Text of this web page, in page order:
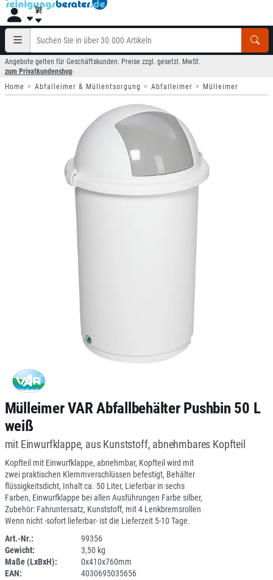
Angebote gelten für Geschäftskunden. Preise zzgl. gesetzl. MwSt.
zum Privatkundenshop
Home
Abfalleimer & Müllentsorgung Abfalleimer Mülleimer
Mülleimer VAR Abfallbehälter Pushbin 50 L
weiß
mit Einwurfklappe, aus Kunststoff, abnehmbares Kopfteil
Kopfteil mit Einwurfklappe, abnehmbar, Kopfteil wird mit
zwei praktischen Klemmverschlüssen befestigt, Behälter
flüssigkeitsdicht, Inhalt ca. 50 Liter, Lieferbar in sechs
Farben, Einwurfklappe bei allen Ausführungen Farbe silber,
Zubehör: Fahruntersatz, Kunststoff, mit 4 Lenkbremsrollen
Wenn nicht -sofort lieferbar- ist die Lieferzeit 5-10 Tage.
Art.-Nr.:
99356
Gewicht:
3,50 kg
Maße (LxBxH):
0x410x760mm
EAN:
4030695035656